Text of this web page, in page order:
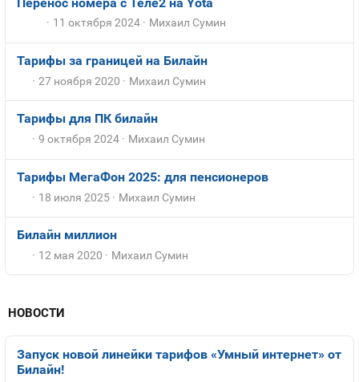
11 октября 2024 Михаил Сумин
Тарифы за границей на Билайн
27 ноября 2020 Михаил Сумин
Тарифы для ПК билайн
9 октября 2024 Михаил Сумин
Тарифы МегаФон 2025: для пенсионеров
18 июля 2025 Михаил Сумин
Билайн миллион
12 мая 2020 Михаил Сумин
НОВОСТИ
Запуск новой линейки тарифов «Умный интернет» от
Билайн!